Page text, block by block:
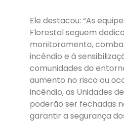
Ele destacou: “As
Florestal seguem
monitoramento,
incêndio e à
comunidades do
aumento no risco ou
incêndio, as Unidades
poderão ser fechadas
garantir a segurança